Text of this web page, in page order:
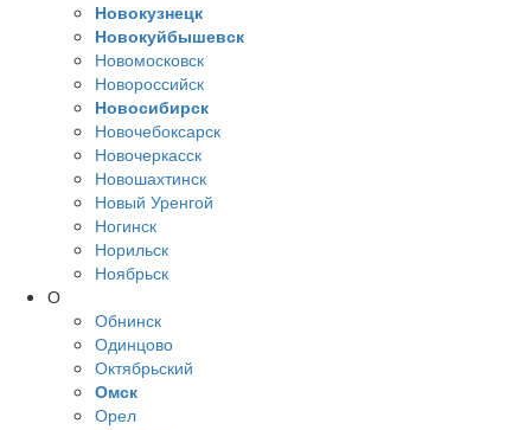
Новокузнецк
Новокуйбышевск
Новомосковск
Новороссийск
Новосибирск
Новочебоксарск
Новочеркасск
Новошахтинск
Новый Уренгой
Ногинск
Норильск
Ноябрьск
О
Обнинск
Одинцово
Октябрьский
Омск
Орел